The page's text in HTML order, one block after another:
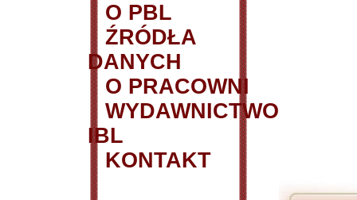
O PBL
ŹRÓDŁA
DANYCH
O PRACOWNI
WYDAWNICTWO
IBL
KONTAKT